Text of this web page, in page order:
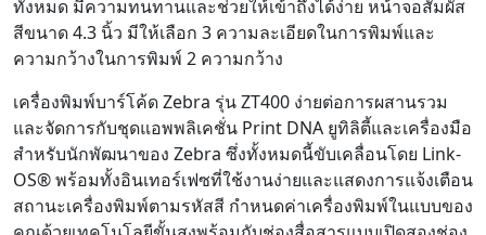
ทั้งหมด มีความทนทานและช่วยให้เข้าถึงได้ง่าย หน้าจอสัมผัส
สีขนาด 4.3 นิ้ว มีให้เลือก 3 ความละเอียดในการพิมพ์และ
ความกว้างในการพิมพ์ 2 ความกว้าง
เครื่องพิมพ์บาร์โค้ด Zebra รุ่น ZT400 ง่ายต่อการผสานรวม
และจัดการกับชุดแอพพลิเคชั่น Print DNA ยูทิลิตี้และเครื่องมือ
สำหรับนักพัฒนาของ Zebra ซึ่งทั้งหมดนี้ขับเคลื่อนโดย Link-
OS® พร้อมทั้งอินเทอร์เฟซที่ใช้งานง่ายและแสดงการแจ้งเตือน
สถานะเครื่องพิมพ์ตามรหัสสี กำหนดค่าเครื่องพิมพ์ในแบบของ